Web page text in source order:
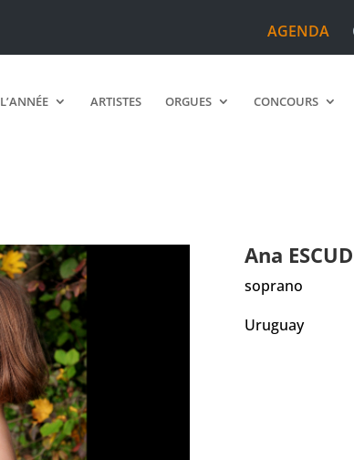
AGENDA
ARTISTES ORGUES CONCOURS
Ana
soprano
Uruguay